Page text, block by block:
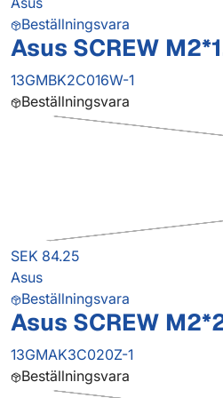
Beställningsvara
Asus SCREW
13GMBK2C016W-1
Beställningsvara
SEK 84.25
Asus
Beställningsvara
Asus SCREW
13GMAK3C020Z-1
Beställningsvara